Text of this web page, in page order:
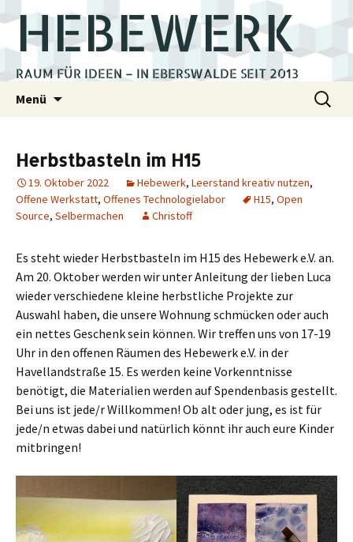
HEBEWERK
RAUM FÜR IDEEN – IN EBERSWALDE SEIT 2013
Menü
Suchen
nach:
Herbstbasteln im H15
19. Oktober 2022 Hebewerk, Leerstand kreativ nutzen,
Offene Werkstatt, Offenes Technologielabor H15, Open
Source, Selbermachen Christoff
Es steht wieder Herbstbasteln im H15 des Hebewerk e.V. an.
Am 20. Oktober werden wir unter Anleitung der lieben Luca
wieder verschiedene kleine herbstliche Projekte zur
Auswahl haben, die unsere Wohnung schmücken oder auch
ein nettes Geschenk sein können. Wir treffen uns von 17-19
Uhr in den offenen Räumen des Hebewerk e.V. in der
Havellandstraße 15. Es werden keine Vorkenntnisse
benötigt, die Materialien werden auf Spendenbasis gestellt.
Bei uns ist jede/r Willkommen! Ob alt oder jung, es ist für
jede/n etwas dabei und natürlich könnt ihr auch eure Kinder
mitbringen!